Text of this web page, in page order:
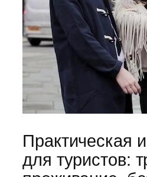
Практическая
для туристов: